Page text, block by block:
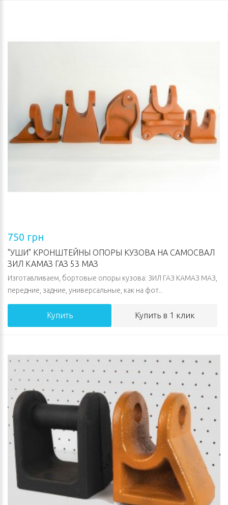
750 грн
"УШИ" КРОНШТЕЙНЫ ОПОРЫ КУЗОВА НА САМОСВАЛ
ЗИЛ КАМАЗ ГАЗ 53 МАЗ
Изготавливаем, бортовые опоры кузова: ЗИЛ ГАЗ КАМАЗ МАЗ,
передние, задние, универсальные, как на фот..
Купить Купить в 1 клик